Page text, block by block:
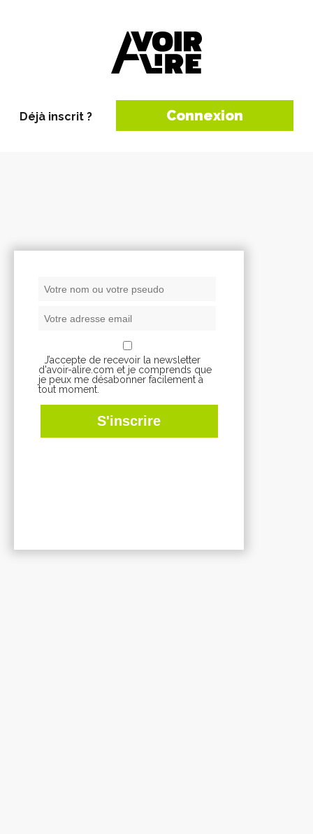
Déjà inscrit ? Connexion
J’accepte de recevoir la newsletter
d'avoir-alire.com et je comprends que
je peux me désabonner facilement à
tout moment.